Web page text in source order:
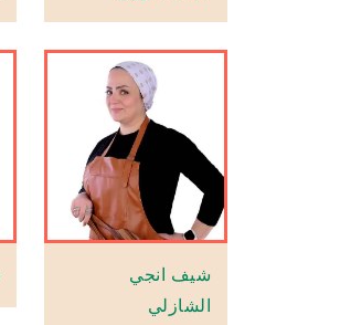
شيف انجي
الشازلي